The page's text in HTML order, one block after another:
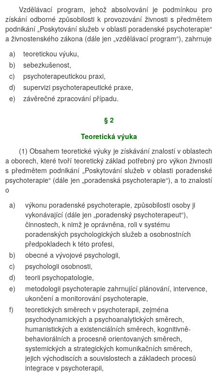
Vzdělávací program, jehož absolvování je podmínkou pro
získání odborné způsobilosti k provozování živnosti s předmětem
podnikání „Poskytování služeb v oblasti poradenské psychoterapie“
a živnostenského zákona (dále jen „vzdělávací program“), zahrnuje
a)
teoretickou výuku,
b)
sebezkušenost,
c)
psychoterapeutickou praxi,
d)
supervizi psychoterapeutické praxe,
e)
závěrečné zpracování případu.
§ 2
Teoretická výuka
(1) Obsahem teoretické výuky je získávání znalostí v oblastech
a oborech, které tvoří teoretický základ potřebný pro výkon živnosti
s předmětem podnikání „Poskytování služeb v oblasti poradenské
psychoterapie“ (dále jen „poradenská psychoterapie“), a to znalostí
o
a)
výkonu poradenské psychoterapie, způsobilosti osoby ji
vykonávající (dále jen „poradenský psychoterapeut“),
činnostech, k nimž je oprávněna, roli v systému
poradenských psychologických služeb a osobnostních
předpokladech k této profesi,
b)
obecné a vývojové psychologii,
c)
psychologii osobnosti,
d)
teorii psychopatologie,
e)
metodologii psychoterapie zahrnující plánování, intervence,
ukončení a monitorování psychoterapie,
f)
teoretických směrech v psychoterapii, zejména
psychodynamických a psychoanalytických směrech,
humanistických a existenciálních směrech, kognitivně-
behaviorálních a procesně orientovaných směrech,
systemických a strategických komunikačních směrech,
jejich východiscích a souvislostech a základech procesů
integrace v psychoterapii,